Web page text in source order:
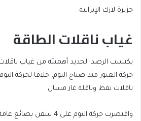
جزيرة لارك الإيرانية.
غياب ناقلات الطاقة
يكتسب الرصد الجديد أهميته من غياب
حركة العبور منذ صباح اليوم، خلافا لحركة
ناقلات نفط وناقلة غاز مسال.
واقتصرت حركة اليوم على